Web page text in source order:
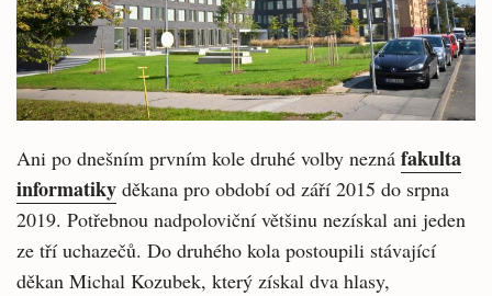
Ani po dnešním prvním kole druhé volby nezná fakulta
informatiky děkana pro období od září 2015 do srpna
2019. Potřebnou nadpoloviční většinu nezískal ani jeden
ze tří uchazečů. Do druhého kola postoupili stávající
děkan Michal Kozubek, který získal dva hlasy,